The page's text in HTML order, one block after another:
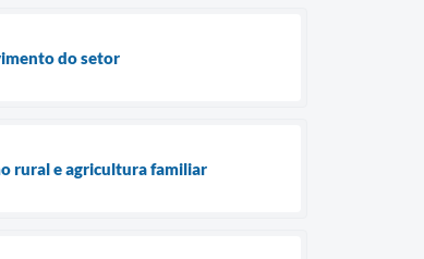
do setor
rural e agricultura familiar